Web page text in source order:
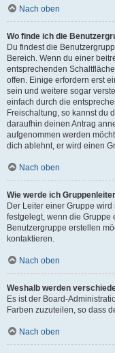
Nach oben
Wo finde ich die
Du findest die
Bereich. Wenn du einer
entsprechenden
offen. Einige erfordern erst
sein und weitere sogar
einfach durch die
Freischaltung, so kannst du
daraufhin deinen Antrag
aufgenommen werden
dich ablehnt, er wird einen
Nach oben
Wie werde ich
Der Leiter einer Gruppe
festgelegt, wenn die Gruppe
Benutzergruppe erstellen
kontaktieren.
Nach oben
Weshalb werden
Es ist der Board-
Farben zuzuteilen, so dass
Nach oben